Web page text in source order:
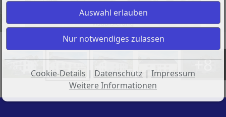
Visualisierung
+8
Cookie-Details | Datenschutz | Impressum
Weitere Informationen